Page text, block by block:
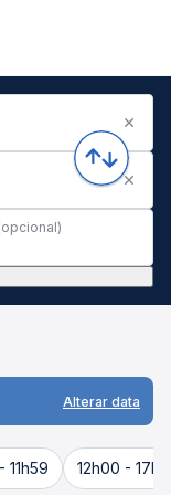
Alterar data
12h00 -